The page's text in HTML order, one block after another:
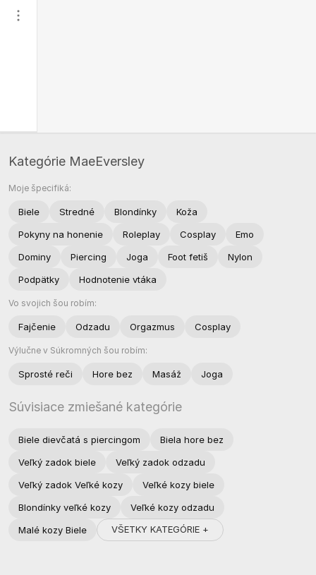
Kategórie MaeEversley
Moje špecifiká:
Biele Stredné Blondínky
Koža
Pokyny na honenie
Roleplay Cosplay
Emo
Dominy
Piercing Joga Foot fetiš
Nylon
Podpätky
Hodnotenie vtáka
Vo svojich šou robím:
Fajčenie Odzadu Orgazmus Cosplay
Výlučne v Súkromných šou robím:
Sprosté reči Hore bez Masáž Joga
Súvisiace zmiešané kategórie
Biele dievčatá s piercingom
Biela hore bez
Veľký zadok biele
Veľký zadok odzadu
Veľký zadok Veľké kozy
Veľké kozy biele
Blondínky veľké kozy
Veľké kozy odzadu
Malé kozy Biele
VŠETKY KATEGÓRIE +